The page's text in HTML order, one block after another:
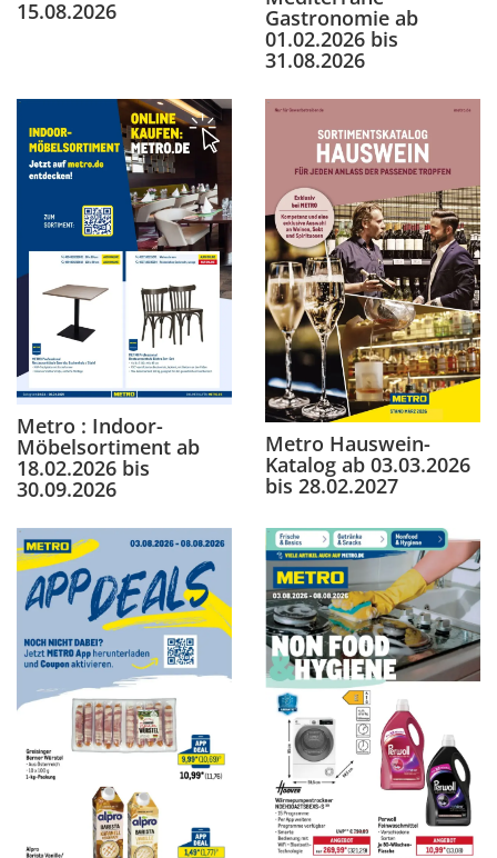
15.08.2026 Gastronomie ab
01.02.2026 bis
31.08.2026
Metro : Indoor-
Möbelsortiment ab
18.02.2026 bis
30.09.2026
Metro Hauswein-
Katalog ab 03.03.2026
bis 28.02.2027